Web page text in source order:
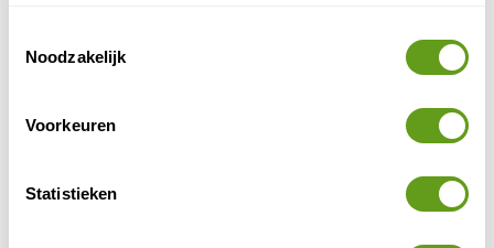
Noodzakelijk
Voorkeuren
Statistieken
reisverhaal over een van zijn mooiste reizen naar
Deel deze pagina! DELEN VIA DE MAILDELEN OP PINTEREST
DELEN OP